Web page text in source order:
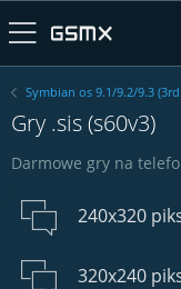
Symbian os 9.1/9.2/9.3
Gry .sis (s60v3)
Darmowe gry na
240x320
320x240